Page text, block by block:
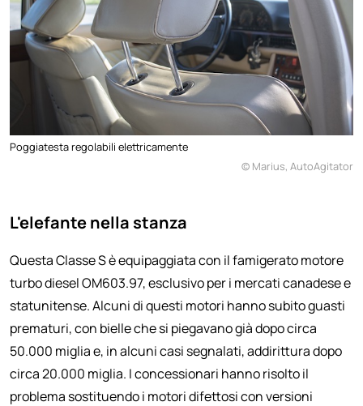
Poggiatesta regolabili elettricamente
© Marius, AutoAgitator
L'elefante nella stanza
Questa Classe S è equipaggiata con il famigerato motore
turbo diesel OM603.97, esclusivo per i mercati canadese e
statunitense. Alcuni di questi motori hanno subito guasti
prematuri, con bielle che si piegavano già dopo circa
50.000 miglia e, in alcuni casi segnalati, addirittura dopo
circa 20.000 miglia. I concessionari hanno risolto il
problema sostituendo i motori difettosi con versioni